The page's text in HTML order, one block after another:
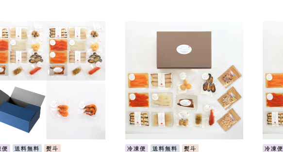
便 送料無料 熨斗 冷凍便 送料無料 熨斗 冷凍便